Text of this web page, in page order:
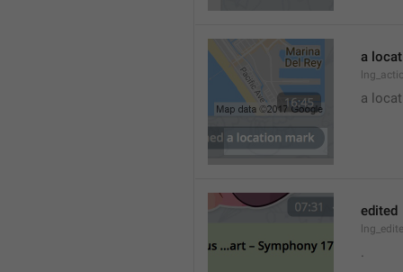
a
a
edited
.